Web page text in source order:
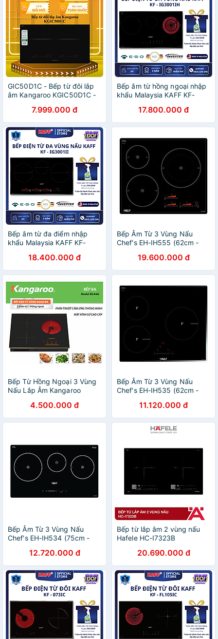
GIC50D1C - Bếp từ đôi lắp
âm Kangaroo KGIC50D1C -
7.999.000 đ
Bếp âm từ hồng ngoại nhập
khẩu Malaysia KAFF KF-
17.800.000 đ
Bếp âm từ đa điểm nhập
khẩu Malaysia KAFF KF-
18.400.000 đ
Bếp Âm Từ 3 Vùng Nấu
Chef's EH-IH555 (62cm -
19.600.000 đ
Bếp Từ Hồng Ngoại 3 Vùng
Nấu Lắp Âm Kangaroo
4.500.000 đ
Bếp Âm Từ 3 Vùng Nấu
Chef's EH-IH535 (62cm -
11.120.000 đ
Bếp Âm Từ 3 Vùng Nấu
Chef's EH-IH534 (75cm -
12.720.000 đ
Bếp từ lắp âm 2 vùng nấu
Hafele HC-I7323B
20.690.000 đ